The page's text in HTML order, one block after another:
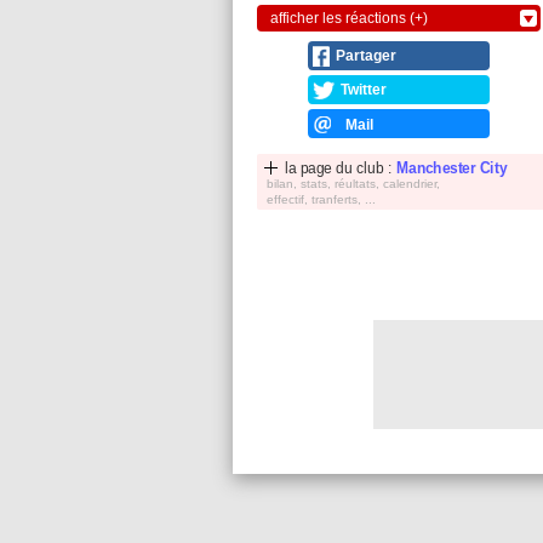
afficher les réactions (+)
Partager
Twitter
Mail
la page du club : Manchester City
bilan, stats, réultats, calendrier,
effectif, tranferts, ...